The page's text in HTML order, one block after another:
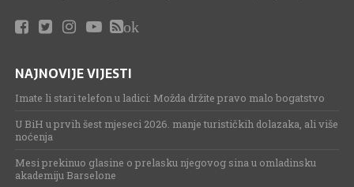
ok
NAJNOVIJE VIJESTI
Imate li stari telefon u ladici: Možda držite pravo malo bogatstvo
U BiH u prvih šest mjeseci 2026. manje turističkih dolazaka, ali više
noćenja
Mesi prekinuo glasine o prelasku njegovog sina u omladinsku
akademiju Barselone